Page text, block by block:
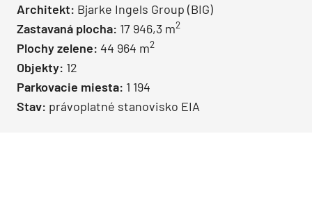
Architekt: Bjarke Ingels Group (BIG)
Zastavaná plocha: 17 946,3 m2
Plochy zelene: 44 964 m2
Objekty: 12
Parkovacie miesta: 1 194
Stav: právoplatné stanovisko EIA